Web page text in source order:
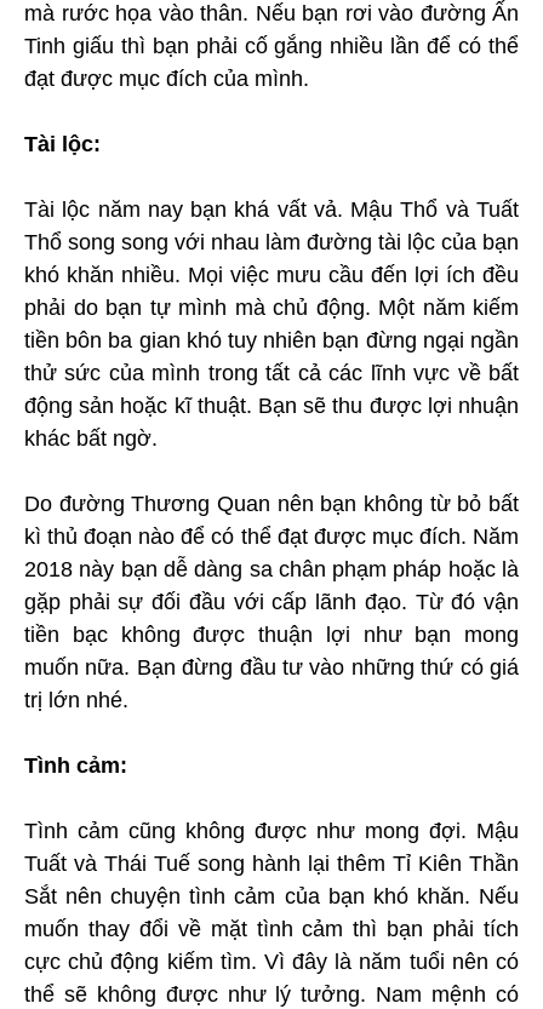
mà rước họa vào thân. Nếu bạn rơi vào đường Ấn
Tinh giấu thì bạn phải cố gắng nhiều lần để có thể
đạt được mục đích của mình.
Tài lộc:
Tài lộc năm nay bạn khá vất vả. Mậu Thổ và Tuất
Thổ song song với nhau làm đường tài lộc của bạn
khó khăn nhiều. Mọi việc mưu cầu đến lợi ích đều
phải do bạn tự mình mà chủ động. Một năm kiếm
tiền bôn ba gian khó tuy nhiên bạn đừng ngại ngần
thử sức của mình trong tất cả các lĩnh vực về bất
động sản hoặc kĩ thuật. Bạn sẽ thu được lợi nhuận
khác bất ngờ.
Do đường Thương Quan nên bạn không từ bỏ bất
kì thủ đoạn nào để có thể đạt được mục đích. Năm
2018 này bạn dễ dàng sa chân phạm pháp hoặc là
gặp phải sự đối đầu với cấp lãnh đạo. Từ đó vận
tiền bạc không được thuận lợi như bạn mong
muốn nữa. Bạn đừng đầu tư vào những thứ có giá
trị lớn nhé.
Tình cảm:
Tình cảm cũng không được như mong đợi. Mậu
Tuất và Thái Tuế song hành lại thêm Tỉ Kiên Thần
Sắt nên chuyện tình cảm của bạn khó khăn. Nếu
muốn thay đổi về mặt tình cảm thì bạn phải tích
cực chủ động kiếm tìm. Vì đây là năm tuổi nên có
thể sẽ không được như lý tưởng. Nam mệnh có